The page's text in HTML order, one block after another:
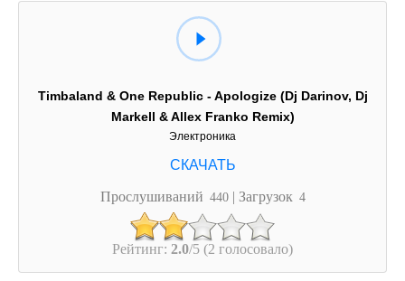
Timbaland & One Republic - Apologize (Dj Darinov, Dj
Markell & Allex Franko Remix)
Электроника
Прослушиваний 440 | Загрузок 4
Рейтинг: 2.0/5 (2 голосовало)